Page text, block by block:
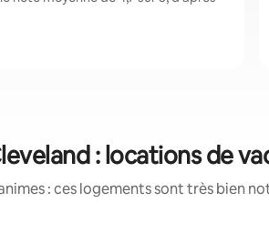
: locations de
: ces logements sont très bien